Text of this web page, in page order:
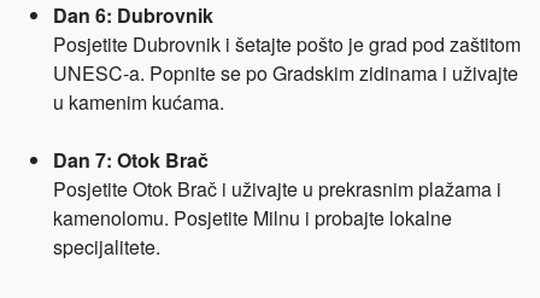
Dan 6: Dubrovnik
Posjetite Dubrovnik i šetajte pošto je grad pod zaštitom
UNESC-a. Popnite se po Gradskim zidinama i uživajte
u kamenim kućama.
Dan 7: Otok Brač
Posjetite Otok Brač i uživajte u prekrasnim plažama i
kamenolomu. Posjetite Milnu i probajte lokalne
specijalitete.